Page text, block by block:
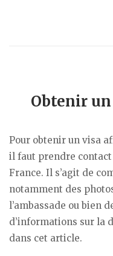
Obtenir
Pour obtenir un visa
il faut prendre contact
France. Il s’agit de
notamment des
l’ambassade ou bien
d’informations sur la
dans cet article.